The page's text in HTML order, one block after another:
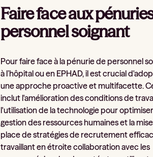
Faire face aux
personnel soignant
Pour faire face à la pénurie de personnel
à l’hôpital ou en EPHAD, il est crucial
une approche proactive et multifacette.
inclut l'amélioration des conditions de
l'utilisation de la technologie pour
gestion des ressources humaines et la
place de stratégies de recrutement
travaillant en étroite collaboration avec les